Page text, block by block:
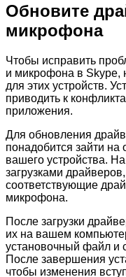
Обновите
микрофона
Чтобы исправить
и микрофона в Skype,
для этих устройств.
приводить к
приложения.
Для обновления
понадобится зайти
вашего устройства.
загрузками
соответствующие
микрофона.
После загрузки
их на вашем
установочный файл и
После завершения
чтобы изменения